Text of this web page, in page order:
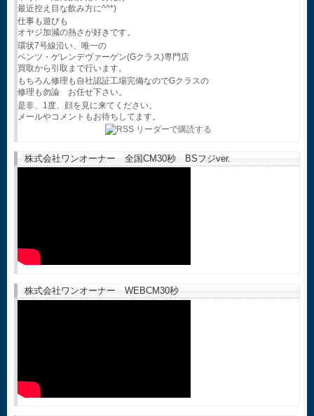
最近控え目な飲み方に^^*)
仕事も遊びも
オヤジ加減の熱さが好きです。
環状7号線沿い、唯一の
ベンツ・ゲレンデヴァーゲン(Gクラス)専門店
買取から引取まで行います。
もちろん修理も自社認証工場完備なのでGクラスの
修理も勿論 お任せ下さい。
是非、1度、顔を見に来てください。
メールやコメントもお待ちしてます。
株式会社ワンオーナー 全国CM30秒 BSフジver.
株式会社ワンオーナー WEBCM30秒